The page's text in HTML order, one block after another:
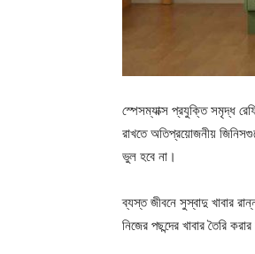
স্পেসম্যাক্স প্রযুক্তি সমৃদ্ধ
রাখতে অতিপ্রয়োজনীয়
ভুল হবে না।
ব্যস্ত জীবনে সুস্বাদু খাবার
নিজের পছন্দের খাবার তৈরি